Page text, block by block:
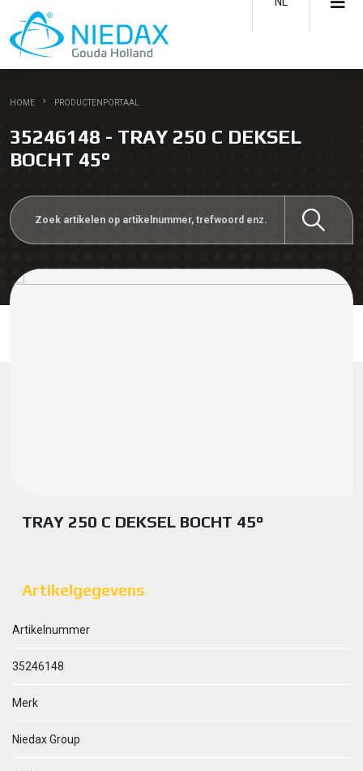
HOME PRODUCTENPORTAAL
35246148 - TRAY 250 C DEKSEL
BOCHT 45°
TRAY 250 C DEKSEL BOCHT 45°
Artikelgegevens
Artikelnummer
35246148
Merk
Niedax Group